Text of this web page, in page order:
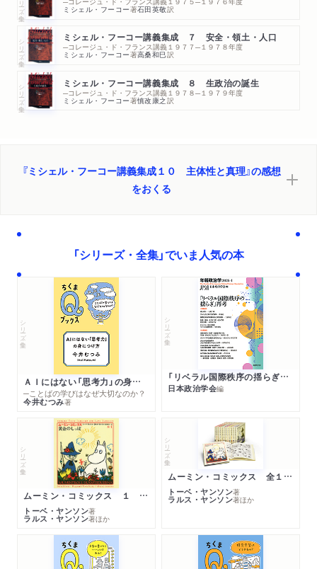
ミシェル・フーコー著石田英敬訳
シリーズ・全集 ミシェル・フーコー講義集成 ７ 安全・領土・人口
─コレージュ・ド・フランス講義１９７７─１９７８年度
ミシェル・フーコー著高桑和巳訳
シリーズ・全集 ミシェル・フーコー講義集成 ８ 生政治の誕生
─コレージュ・ド・フランス講義１９７８─１９７９年度
ミシェル・フーコー著慎改康之訳
『ミシェル・フーコー講義集成１０ 主体性と真理』の感想
をおくる
「シリーズ・全集」でいま人気の本
シリーズ・全集
ＡＩにはない「思考力」の身につけ方
─ことばの学びはなぜ大切なのか？
今井むつみ著
シリーズ・全集
「リベラル国際秩序の揺らぎ」再考 年報政治学２０２６‐Ⅰ
日本政治学会編
シリーズ・全集
ムーミン・コミックス １ 黄金のしっぽ
トーベ・ヤンソン著
ラルス・ヤンソン著ほか
シリーズ・全集
ムーミン・コミックス 全１４巻セット
トーベ・ヤンソン著
ラルス・ヤンソン著ほか